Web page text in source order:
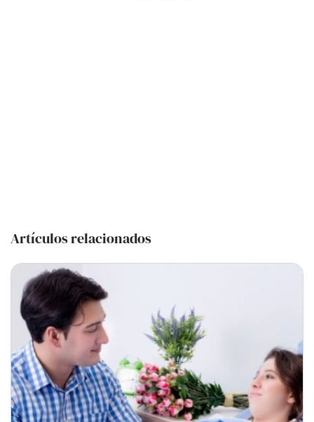
Artículos relacionados